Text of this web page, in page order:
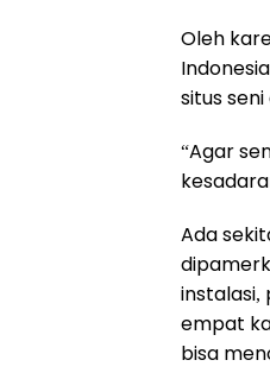
Oleh
situs
“Agar
Ada
instalasi,
empat
bisa